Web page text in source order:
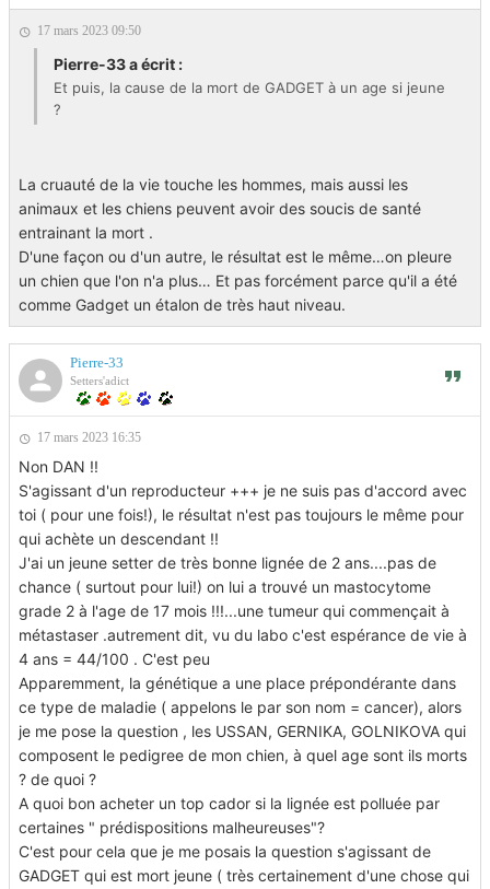
17 mars 2023 09:50
Pierre-33 a écrit :
Et puis, la cause de la mort de GADGET à un age si jeune
?
La cruauté de la vie touche les hommes, mais aussi les
animaux et les chiens peuvent avoir des soucis de santé
entrainant la mort .
D'une façon ou d'un autre, le résultat est le même…on pleure
un chien que l'on n'a plus… Et pas forcément parce qu'il a été
comme Gadget un étalon de très haut niveau.
Pierre-33
Setters'adict
17 mars 2023 16:35
Non DAN !!
S'agissant d'un reproducteur +++ je ne suis pas d'accord avec
toi ( pour une fois!), le résultat n'est pas toujours le même pour
qui achète un descendant !!
J'ai un jeune setter de très bonne lignée de 2 ans....pas de
chance ( surtout pour lui!) on lui a trouvé un mastocytome
grade 2 à l'age de 17 mois !!!...une tumeur qui commençait à
métastaser .autrement dit, vu du labo c'est espérance de vie à
4 ans = 44/100 . C'est peu
Apparemment, la génétique a une place prépondérante dans
ce type de maladie ( appelons le par son nom = cancer), alors
je me pose la question , les USSAN, GERNIKA, GOLNIKOVA qui
composent le pedigree de mon chien, à quel age sont ils morts
? de quoi ?
A quoi bon acheter un top cador si la lignée est polluée par
certaines " prédispositions malheureuses"?
C'est pour cela que je me posais la question s'agissant de
GADGET qui est mort jeune ( très certainement d'une chose qui